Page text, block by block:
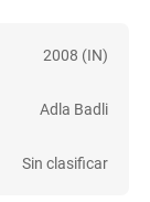
2008 (IN)
Adla Badli
Sin clasificar